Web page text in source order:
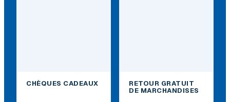
CHÈQUES CADEAUX
RETOUR GRATUIT
DE MARCHANDISES